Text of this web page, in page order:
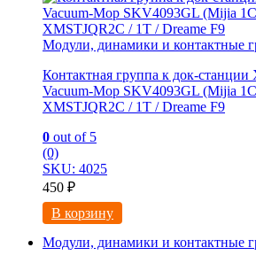
Модули, динамики и контактные
Контактная группа к док-
Vacuum-Mop SKV4093GL (Mijia
XMSTJQR2C / 1T / Dreame F9
0 out of 5
(0)
SKU: 4025
450 ₽
В корзину
Модули, динамики и контактные